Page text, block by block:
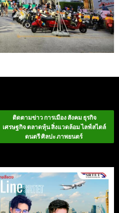
ติดตามข่าว การเมือง สังคม ธุรกิจ
เศรษฐกิจ ตลาดหุ้น สิ่งแวดล้อม ไลฟ์สไตล์
ดนตรี ศิลปะ ภาพยนตร์